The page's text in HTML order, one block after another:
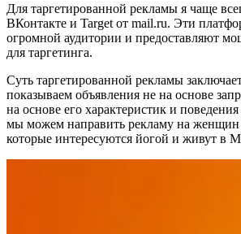
Для таргетированной рекламы я чаще
ВКонтакте и Target от mail.ru. Эти
огромной аудитории и предоставляют
для таргетинга.
Суть таргетированной рекламы
показываем объявления не на основе
на основе его характеристик и
мы можем направить рекламу на женщин
которые интересуются йогой и живут в